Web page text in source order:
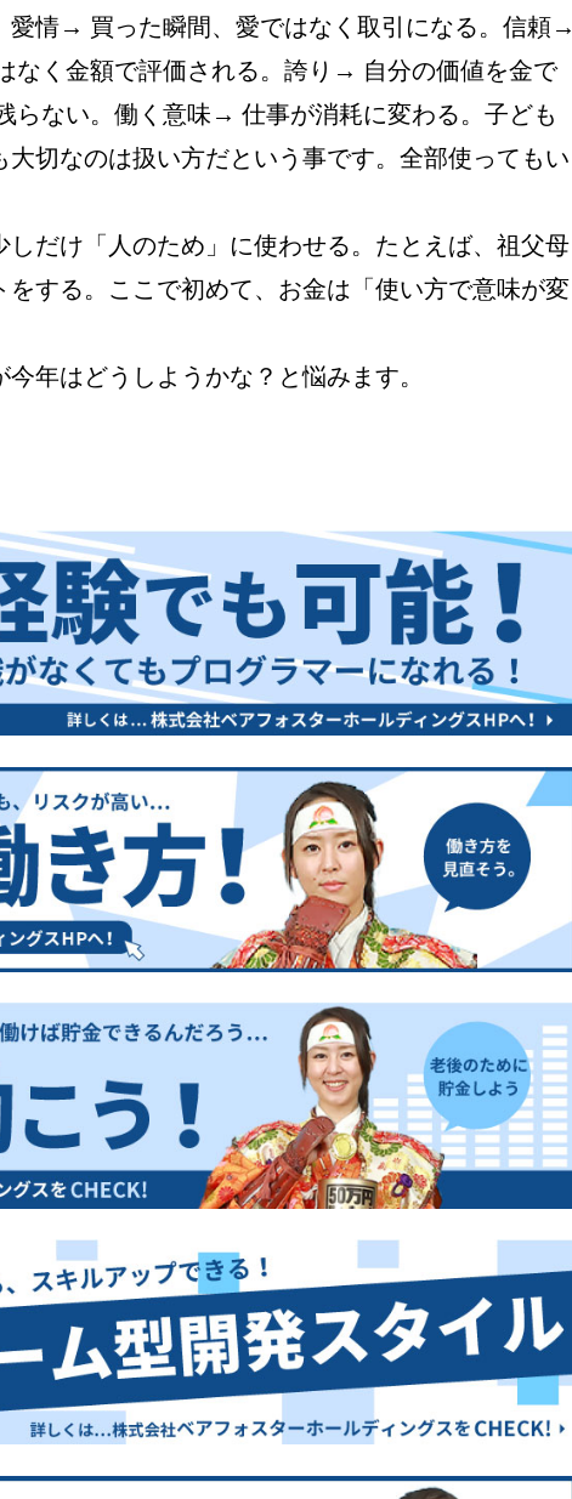
愛情→ 買った瞬間、愛ではなく取引になる。信頼→
なく金額で評価される。誇り→ 自分の価値を金で
ない。働く意味→ 仕事が消耗に変わる。子ども
切なのは扱い方だという事です。全部使ってもい
だけ「人のため」に使わせる。たとえば、祖父母
する。ここで初めて、お金は「使い方で意味が変
年はどうしようかな？と悩みます。